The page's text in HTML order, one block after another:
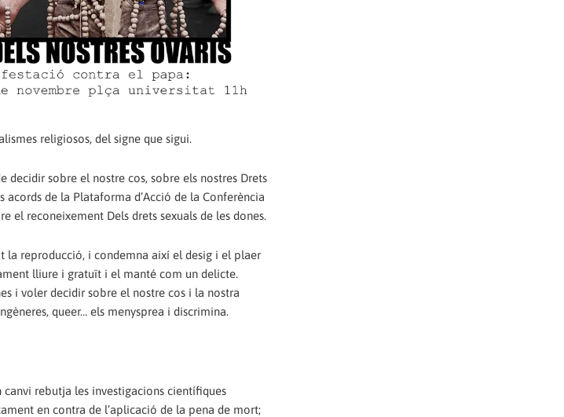
religiosos, del signe que sigui.
decidir sobre el nostre cos, sobre els nostres Drets
de la Plataforma d’Acció de la Conferència
el reconeixement Dels drets sexuals de les dones.
reproducció, i condemna així el desig i el plaer
lliure i gratuït i el manté com un delicte.
i voler decidir sobre el nostre cos i la nostra
queer… els menysprea i discrimina.
canvi rebutja les investigacions científiques
en contra de l’aplicació de la pena de mort;